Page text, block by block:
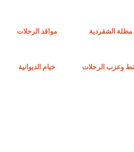
مظلة الشقردية مواقد الرحلات
وعزب الرحلات خيام الديوانية